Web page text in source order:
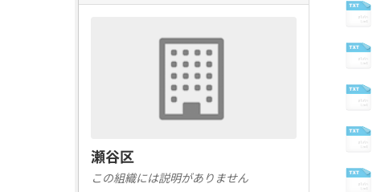
瀬谷区
この組織には説明がありません